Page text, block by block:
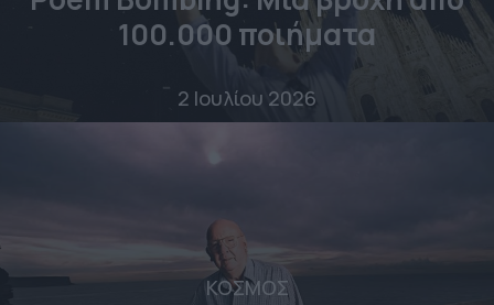
100.000 ποιήματα
2 Ιουλίου 2026
ΚΟΣΜΟΣ